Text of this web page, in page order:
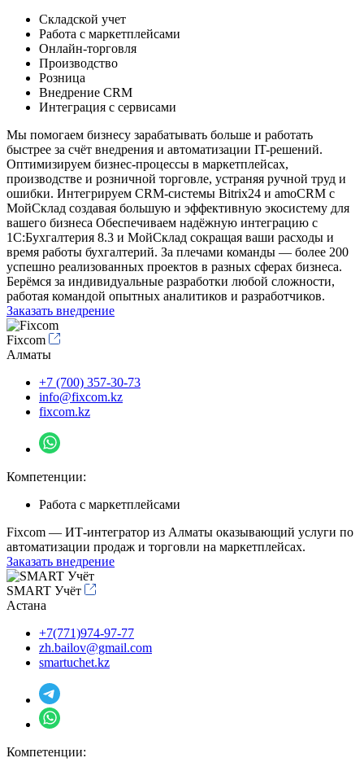
Складской учет
Работа с маркетплейсами
Онлайн-торговля
Производство
Розница
Внедрение CRM
Интеграция с сервисами
Мы помогаем бизнесу зарабатывать больше и работать
быстрее за счёт внедрения и автоматизации IT-решений.
Оптимизируем бизнес-процессы в маркетплейсах,
производстве и розничной торговле, устраняя ручной труд и
ошибки. Интегрируем CRM-системы Bitrix24 и amoCRM с
МойСклад создавая большую и эффективную экосистему для
вашего бизнеса Обеспечиваем надёжную интеграцию с
1С:Бухгалтерия 8.3 и МойСклад сокращая ваши расходы и
время работы бухгалтерий. За плечами команды — более 200
успешно реализованных проектов в разных сферах бизнеса.
Берёмся за индивидуальные разработки любой сложности,
работая командой опытных аналитиков и разработчиков.
Заказать внедрение
Fixcom
Алматы
+7 (700) 357-30-73
info@fixcom.kz
fixcom.kz
Компетенции:
Работа с маркетплейсами
Fixcom — ИТ-интегратор из Алматы оказывающий услуги по
автоматизации продаж и торговли на маркетплейсах.
Заказать внедрение
SMART Учёт
Астана
+7(771)974-97-77
zh.bailov@gmail.com
smartuchet.kz
Компетенции: